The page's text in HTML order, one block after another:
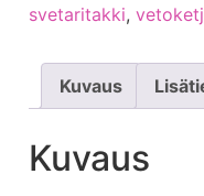
svetaritakki,
Kuvaus
Kuvaus